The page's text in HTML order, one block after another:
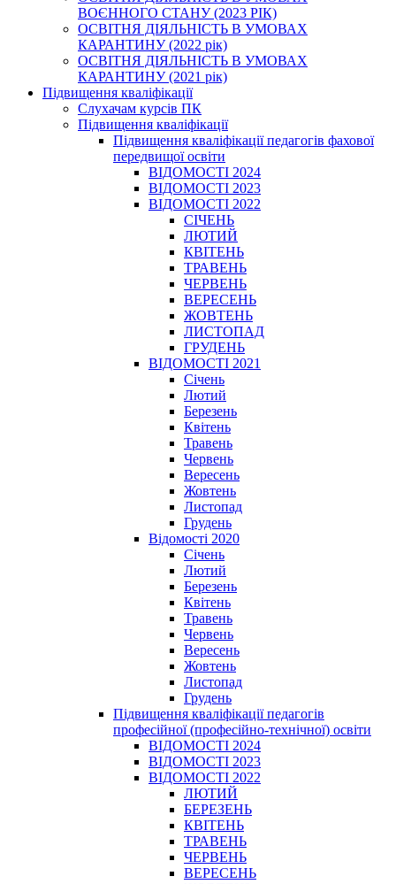
ВОЄННОГО СТАНУ (2023 РІК)
ОСВІТНЯ ДІЯЛЬНІСТЬ В УМОВАХ
КАРАНТИНУ (2022 рік)
ОСВІТНЯ ДІЯЛЬНІСТЬ В УМОВАХ
КАРАНТИНУ (2021 рік)
Підвищення кваліфікації
Слухачам курсів ПК
Підвищення кваліфікації
Підвищення кваліфікації педагогів фахової
передвищої освіти
ВІДОМОСТІ 2024
ВІДОМОСТІ 2023
ВІДОМОСТІ 2022
СІЧЕНЬ
ЛЮТИЙ
КВІТЕНЬ
ТРАВЕНЬ
ЧЕРВЕНЬ
ВЕРЕСЕНЬ
ЖОВТЕНЬ
ЛИСТОПАД
ГРУДЕНЬ
ВІДОМОСТІ 2021
Січень
Лютий
Березень
Квітень
Травень
Червень
Вересень
Жовтень
Листопад
Грудень
Відомості 2020
Січень
Лютий
Березень
Квітень
Травень
Червень
Вересень
Жовтень
Листопад
Грудень
Підвищення кваліфікації педагогів
професійної (професійно-технічної) освіти
ВІДОМОСТІ 2024
ВІДОМОСТІ 2023
ВІДОМОСТІ 2022
ЛЮТИЙ
БЕРЕЗЕНЬ
КВІТЕНЬ
ТРАВЕНЬ
ЧЕРВЕНЬ
ВЕРЕСЕНЬ